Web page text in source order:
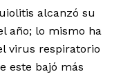
alcanzó su
año; lo mismo ha
virus respiratorio
este bajó más